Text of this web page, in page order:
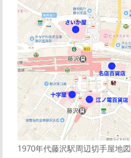
1970年代藤沢駅周辺切手屋地図